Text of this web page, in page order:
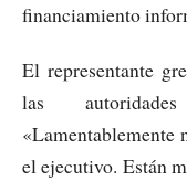
financiamiento
El representante
las
«Lamentablemente
el ejecutivo. Están